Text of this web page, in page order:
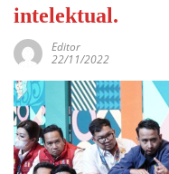
intelektual.
Editor
22/11/2022